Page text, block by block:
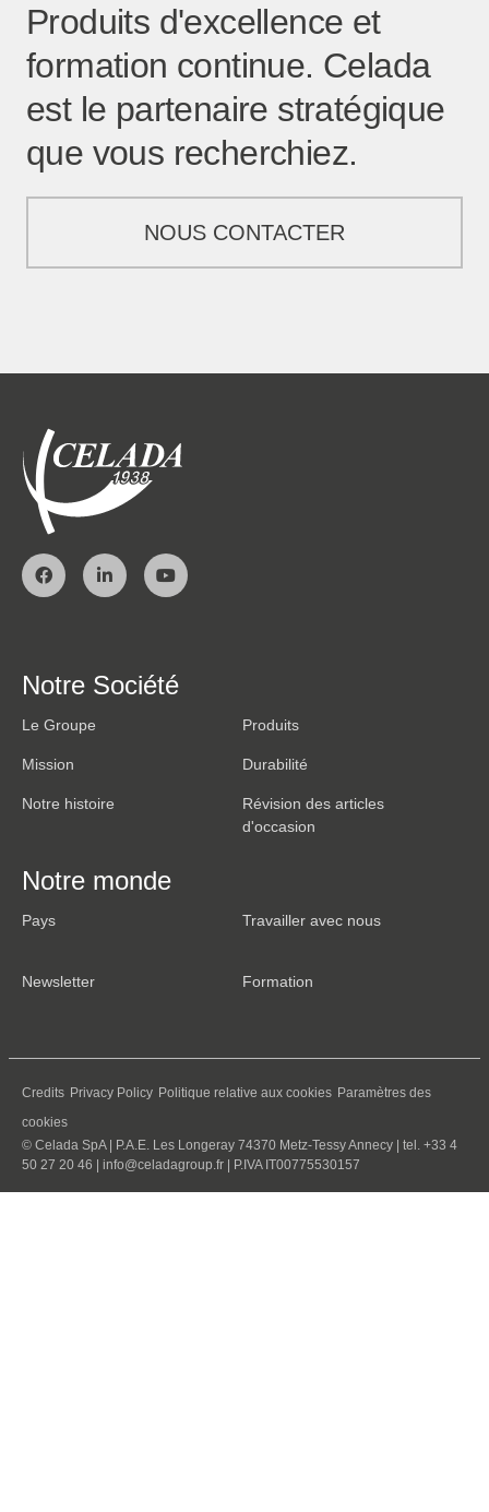
Produits d'excellence et
formation continue. Celada
est le partenaire stratégique
que vous recherchiez.
NOUS CONTACTER
Notre Société
Le Groupe
Mission
Notre histoire
Produits
Durabilité
Révision des articles
d'occasion
Notre monde
Pays
Newsletter
Travailler avec nous
Formation
Credits Privacy Policy Politique relative aux cookies Paramètres des
cookies
© Celada SpA | P.A.E. Les Longeray 74370 Metz-Tessy Annecy | tel. +33 4
50 27 20 46 | info@celadagroup.fr | P.IVA IT00775530157